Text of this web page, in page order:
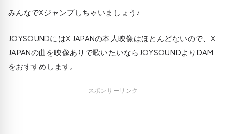
みんなでXジャンプしちゃいましょう♪
JOYSOUNDにはX JAPANの本人映像はほとんどないので、X
JAPANの曲を映像ありで歌いたいならJOYSOUNDよりDAM
をおすすめします。
スポンサーリンク